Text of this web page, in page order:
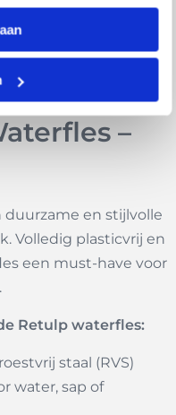
kleuren
–
duurzame en stijlvolle
Volledig plasticvrij en
een must-have voor
Retulp waterfles:
staal (RVS)
water, sap of